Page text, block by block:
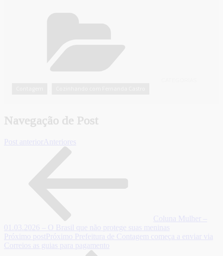
Navegação de Post
Post anterior Anteriores
Coluna Mulher –
01.03.2026 – O Brasil que não protege suas meninas
Próximo post Próximo Prefeitura de Contagem começa a enviar via
Correios as guias para pagamento